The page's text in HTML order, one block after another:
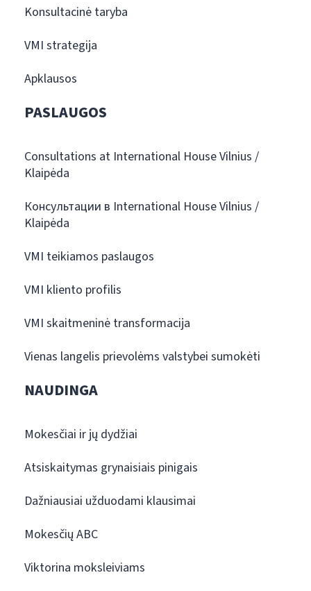
Konsultacinė taryba
VMI strategija
Apklausos
PASLAUGOS
Consultations at International House Vilnius /
Klaipėda
Консультации в International House Vilnius /
Klaipėda
VMI teikiamos paslaugos
VMI kliento profilis
VMI skaitmeninė transformacija
Vienas langelis prievolėms valstybei sumokėti
NAUDINGA
Mokesčiai ir jų dydžiai
Atsiskaitymas grynaisiais pinigais
Dažniausiai užduodami klausimai
Mokesčių ABC
Viktorina moksleiviams